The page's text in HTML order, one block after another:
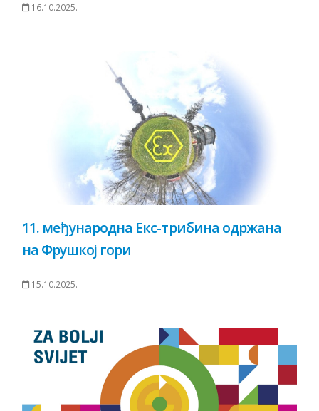
16.10.2025.
11. међународна Екс-трибина одржана
на Фрушкој гори
15.10.2025.